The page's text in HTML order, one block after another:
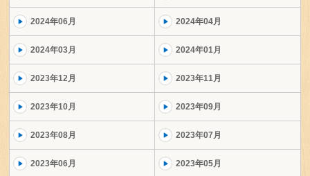
2024年06月 2024年04月
2024年03月 2024年01月
2023年12月 2023年11月
2023年10月 2023年09月
2023年08月 2023年07月
2023年06月 2023年05月